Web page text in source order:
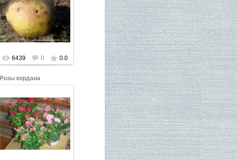
Нажмите, чтобы
увеличить.
6439 0 0.0
Розы кордана
Нажмите, чтобы
увеличить.